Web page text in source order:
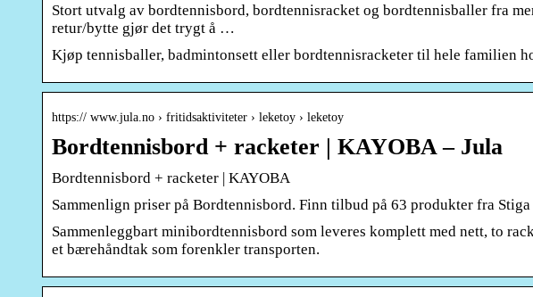
Stort utvalg av bordtennisbord, bordtennisracket og bordtennisballer fra
retur/bytte gjør det trygt å …
Kjøp tennisballer, badmintonsett eller bordtennisracketer til hele familien
https:// www.jula.no › fritidsaktiviteter › leketoy › leketoy
Bordtennisbord + racketer | KAYOBA – Jula
Bordtennisbord + racketer | KAYOBA
Sammenlign priser på Bordtennisbord. Finn tilbud på 63 produkter fra
Sammenleggbart minibordtennisbord som leveres komplett med nett, to
et bærehåndtak som forenkler transporten.